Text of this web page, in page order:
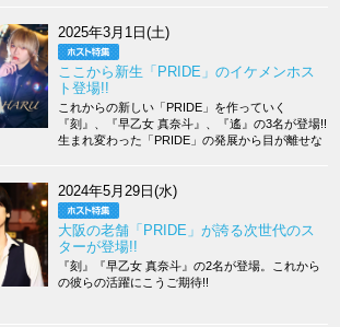
ではの手厚いサポート体制の中で、自分らしさを
見つけ、磨き上げてきた彼のリアルなストーリー
をお届けします。
2025年3月1日(土)
ここから新生「PRIDE」のイケメンホス
ト登場!!
これからの新しい「PRIDE」を作っていく
『刻』、『早乙女 真奈斗』、『遙』の3名が登場!!
生まれ変わった「PRIDE」の発展から目が離せな
2024年5月29日(水)
大阪の老舗「PRIDE」が誇る次世代のス
ターが登場!!
『刻』『早乙女 真奈斗』の2名が登場。これから
の彼らの活躍にこうご期待!!